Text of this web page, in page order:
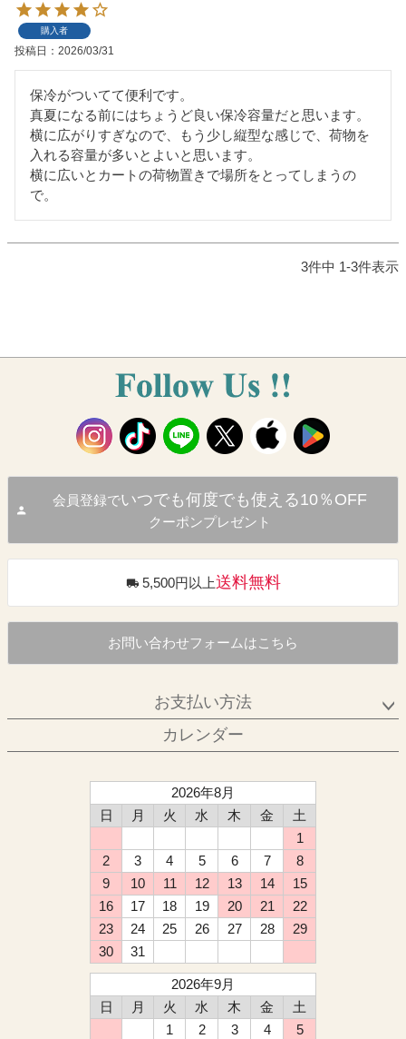
購入者
投稿日 2026/03/31
保冷がついてて便利です。
真夏になる前にはちょうど良い保冷容量だと思います。
横に広がりすぎなので、もう少し縦型な感じで、荷物を
入れる容量が多いとよいと思います。
横に広いとカートの荷物置きで場所をとってしまうの
で。
3件中 1-3件表示
会員登録でいつでも何度でも使える10％OFF
クーポンプレゼント
5,500円以上送料無料
お問い合わせフォームはこちら
お支払い方法
カレンダー
2026年8月
日
月 火 水 木 金
土
1
2
3 4 5 6 7
8
9
10 11 12 13 14
15
16
17 18 19 20 21
22
23
24 25 26 27 28
29
30
31
2026年9月
日
月 火 水 木 金
土
1
2 3 4
5